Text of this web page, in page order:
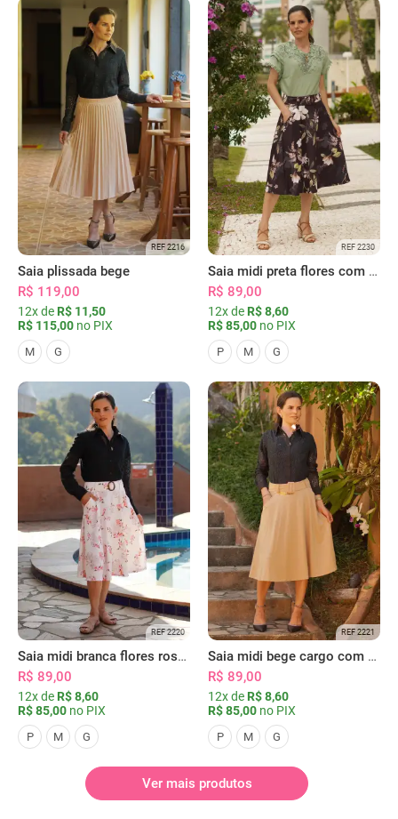
REF 2216
Saia plissada bege
R$ 119,00
12x de R$ 11,50
R$ 115,00 no PIX
M G
REF 2230
Saia midi preta flores com bolsos
R$ 89,00
12x de R$ 8,60
R$ 85,00 no PIX
P M G
REF 2220
Saia midi branca flores rosas com bolsos
R$ 89,00
12x de R$ 8,60
R$ 85,00 no PIX
P M G
REF 2221
Saia midi bege cargo com bolsos
R$ 89,00
12x de R$ 8,60
R$ 85,00 no PIX
P M G
Ver mais produtos